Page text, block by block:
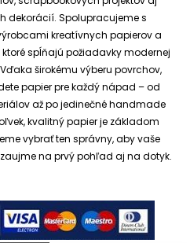
dekorácií. Spolupracujeme s
kreatívnych papierov a
spĺňajú požiadavky modernej
širokému výberu povrchov,
papier pre každý nápad – od
až po jedinečné handmade
kvalitný papier je základom
vybrať ten správny, aby vaše
na prvý pohľad aj na dotyk.